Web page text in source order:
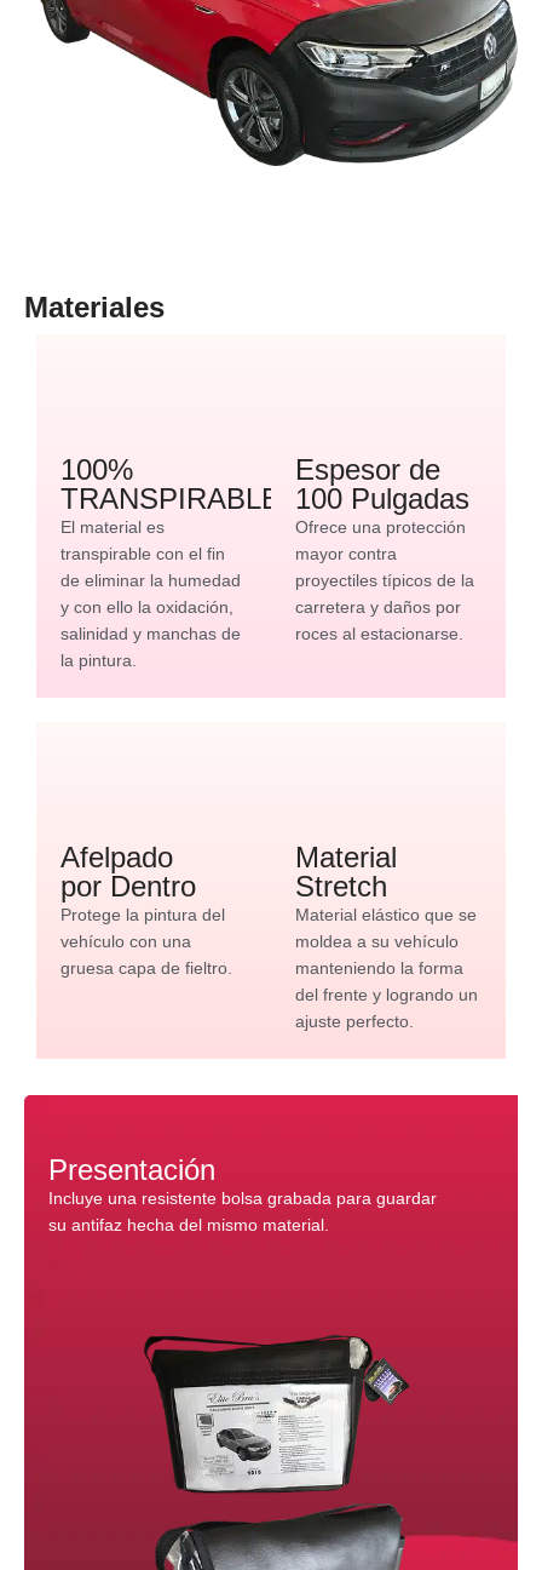
Materiales
100%
TRANSPIRABLE
El material es
transpirable con el fin
de eliminar la humedad
y con ello la oxidación,
salinidad y manchas de
la pintura.
Espesor de
100 Pulgadas
Ofrece una protección
mayor contra
proyectiles típicos de la
carretera y daños por
roces al estacionarse.
Afelpado
por Dentro
Protege la pintura del
vehículo con una
gruesa capa de fieltro.
Material
Stretch
Material elástico que se
moldea a su vehículo
manteniendo la forma
del frente y logrando un
ajuste perfecto.
Presentación
Incluye una resistente bolsa grabada para guardar
su antifaz hecha del mismo material.